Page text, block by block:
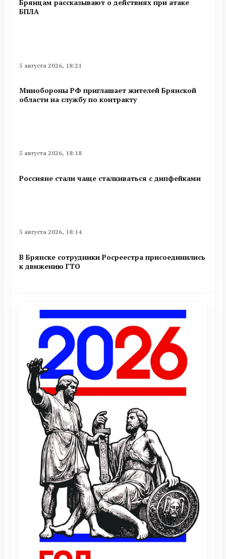
Брянцам рассказывают о действиях при атаке
БПЛА
5 августа 2026, 18:21
Минобoроны РФ приглaшaет житeлeй Брянской
области на службу по контракту
5 августа 2026, 18:18
Россияне стали чаще сталкиваться с дипфейками
5 августа 2026, 18:14
В Брянске сотрудники Росреестра присоединились
к движению ГТО